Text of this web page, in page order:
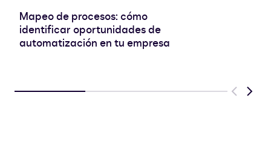
Mapeo de procesos: cómo
identificar oportunidades de
automatización en tu empresa
Previous
Next